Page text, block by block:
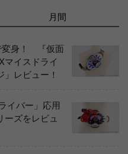
月間
変身！ 『仮面
マイスドライ
レビュー！
イバー」応用
ズをレビュ